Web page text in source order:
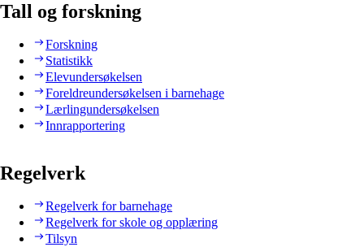
Tall og forskning
Forskning
Statistikk
Elevundersøkelsen
Foreldreundersøkelsen i barnehage
Lærlingundersøkelsen
Innrapportering
Regelverk
Regelverk for barnehage
Regelverk for skole og opplæring
Tilsyn